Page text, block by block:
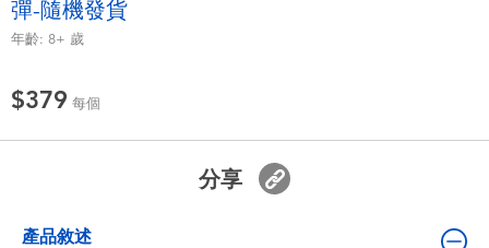
毛毛公仔玩具
彈-隨機發貨
年齡: 8+ 歲
$379 每個
分享
產品敘述